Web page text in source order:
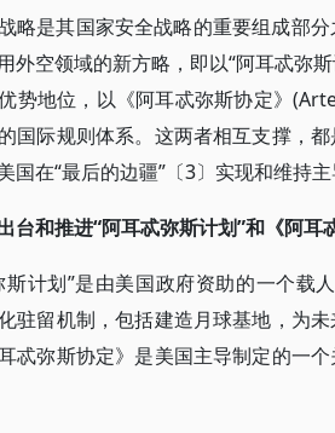
略是其国家安全战略的重要组成部
外空领域的新方略，即以“阿耳忒
势地位，以《阿耳忒弥斯协定》
国际规则体系。这两者相互支撑，
国在“最后的边疆”〔3〕实现和维持主
台和推进“阿耳忒弥斯计划”和《阿耳
斯计划”是由美国政府资助的一个载
驻留机制，包括建造月球基地，为
忒弥斯协定》是美国主导制定的一